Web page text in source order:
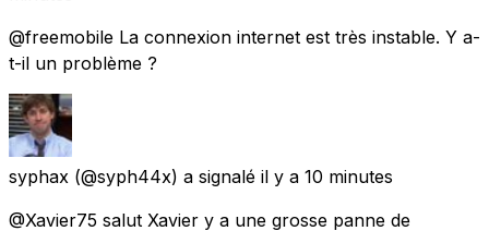
@freemobile La connexion internet est très instable. Y a-
t-il un problème ?
syphax (@syph44x) a signalé il y a 10 minutes
@Xavier75 salut Xavier y a une grosse panne de